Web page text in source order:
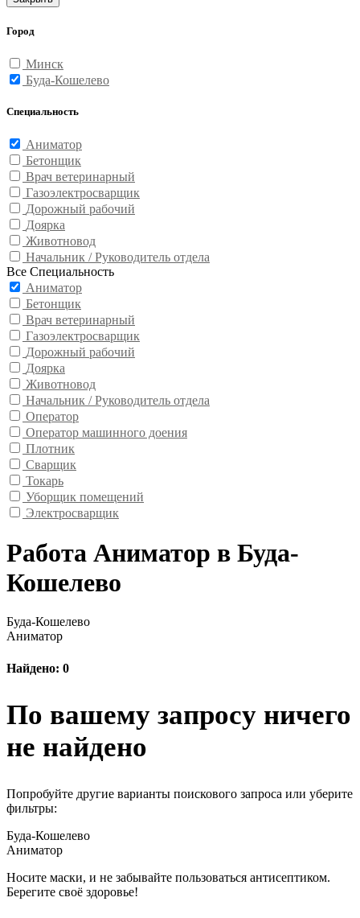
Город
Минск
Буда-Кошелево
Специальность
Аниматор
Бетонщик
Врач ветеринарный
Газоэлектросварщик
Дорожный рабочий
Доярка
Животновод
Начальник / Руководитель отдела
Все Специальность
Аниматор
Бетонщик
Врач ветеринарный
Газоэлектросварщик
Дорожный рабочий
Доярка
Животновод
Начальник / Руководитель отдела
Оператор
Оператор машинного доения
Плотник
Сварщик
Токарь
Уборщик помещений
Электросварщик
Работа Аниматор в Буда-
Кошелево
Буда-Кошелево
Аниматор
Найдено: 0
По вашему запросу ничего
не найдено
Попробуйте другие варианты поискового запроса или уберите
фильтры:
Буда-Кошелево
Аниматор
Носите маски, и не забывайте пользоваться антисептиком.
Берегите своё здоровье!